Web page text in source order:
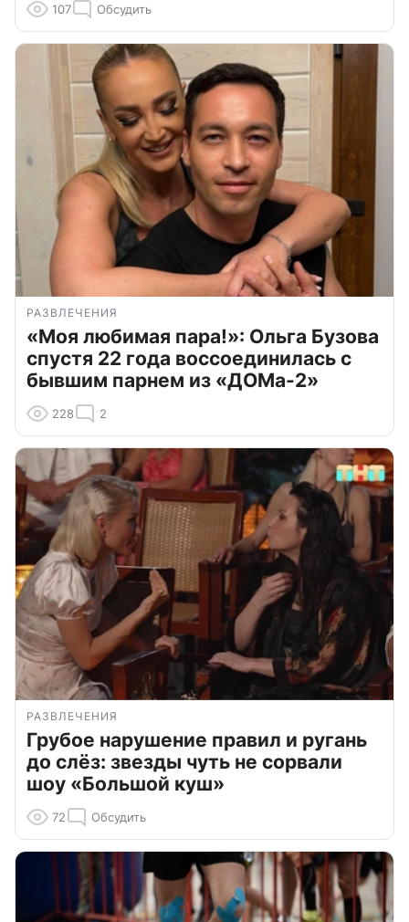
107 Обсудить
РАЗВЛЕЧЕНИЯ
«Моя любимая пара!»: Ольга Бузова
спустя 22 года воссоединилась с
бывшим парнем из «ДОМа-2»
228 2
РАЗВЛЕЧЕНИЯ
Грубое нарушение правил и ругань
до слёз: звезды чуть не сорвали
шоу «Большой куш»
72 Обсудить